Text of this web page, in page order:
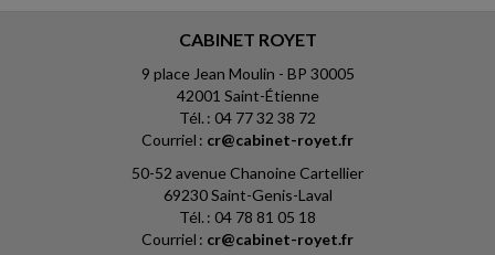
CABINET ROYET
9 place Jean Moulin - BP 30005
42001 Saint-Étienne
Tél. : 04 77 32 38 72
Courriel : cr@cabinet-royet.fr
50-52 avenue Chanoine Cartellier
69230 Saint-Genis-Laval
Tél. : 04 78 81 05 18
Courriel : cr@cabinet-royet.fr